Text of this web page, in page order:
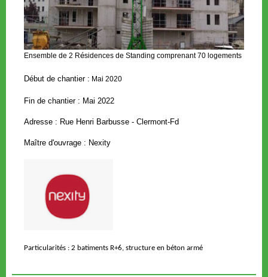
Ensemble de 2 Résidences de Standing comprenant70 logements
Début de chantier : Mai 2020
Fin de chantier : Mai 2022
Adresse : Rue Henri Barbusse - Clermont-Fd
Maître d'ouvrage : Nexity
Particularités : 2 batiments R+6, structure en béton armé